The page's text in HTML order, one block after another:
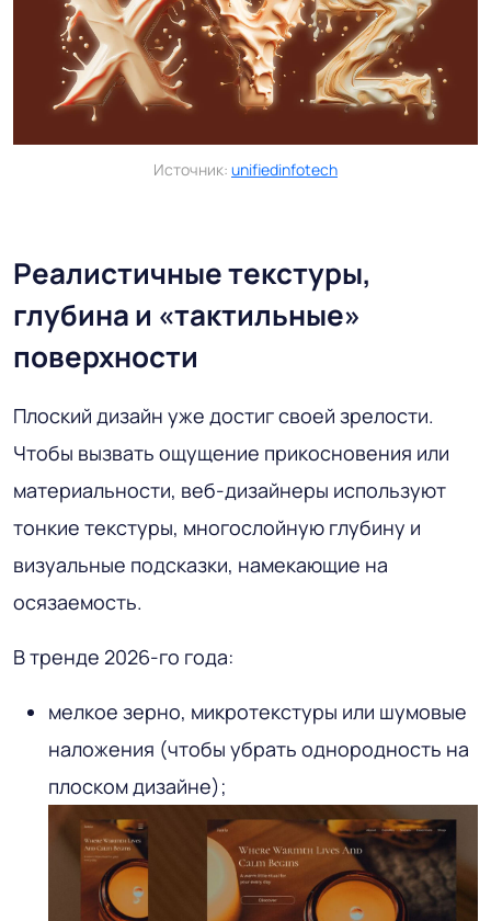
Источник: unifiedinfotech
Реалистичные текстуры,
глубина и «тактильные»
поверхности
Плоский дизайн уже достиг своей зрелости.
Чтобы вызвать ощущение прикосновения или
материальности, веб-дизайнеры используют
тонкие текстуры, многослойную глубину и
визуальные подсказки, намекающие на
осязаемость.
В тренде 2026-го года:
мелкое зерно, микротекстуры или шумовые
наложения (чтобы убрать однородность на
плоском дизайне);